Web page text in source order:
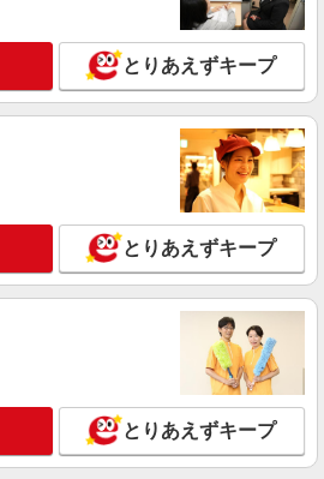
詳細を見る
アップ
：1,350円 ※資格経験により変動あり
県神戸市垂水区
詳細を見る
丘
／サービス付き高齢者向け住宅／正社員
祉士
25万7330円〜26万3510円 ※経験・能力・
よる 介護福祉士 月給 25万7330円 社会福
とりあえずキープ
とりあえずキープ
とりあえずキープ